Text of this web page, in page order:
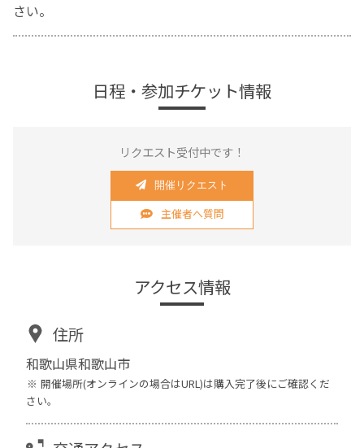
さい。
日程・参加チケット情報
リクエスト受付中です！
開催リクエスト
主催者へ質問
アクセス情報
住所
和歌山県和歌山市
開催場所(オンラインの場合はURL)は購入完了後にご確認くだ
さい。